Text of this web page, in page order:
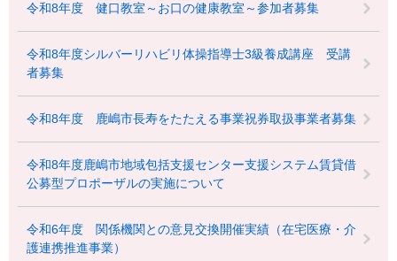
令和8年度 健口教室～お口の健康教室～参加者募集
令和8年度シルバーリハビリ体操指導士3級養成講座 受講
者募集
令和8年度 鹿嶋市長寿をたたえる事業祝券取扱事業者募集
令和8年度鹿嶋市地域包括支援センター支援システム賃貸借
公募型プロポーザルの実施について
令和6年度 関係機関との意見交換開催実績（在宅医療・介
護連携推進事業）